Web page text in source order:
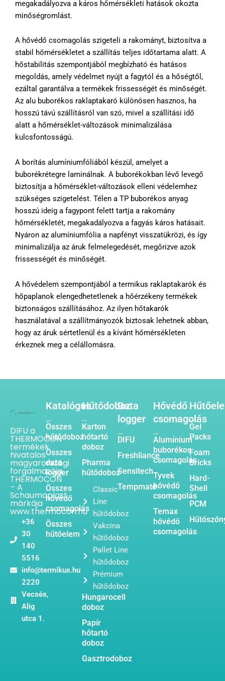
megakadályozva a káros hőmérsékleti hatások okozta
minőségromlást.
A hővédő csomagolás szigeteli a rakományt, biztosítva a
stabil hőmérsékletet a szállítás teljes időtartama alatt. A
hőstabilitás szempontjából megbízható és hatásos
megoldás, amely védelmet nyújt a fagytól és a hőségtől,
ezáltal garantálva a termékek frissességét és minőségét.
Az alu buborékos raklaptakaró különösen hasznos, ha
hosszú távú szállításról van szó, mivel a szállítási idő
alatt a hőmérséklet-változások minimalizálása
kulcsfontosságú.
A borítás alumíniumfóliából készül, amelyet a
buborékrétegre laminálnak. A buborékokban lévő levegő
biztosítja a hőmérséklet-változások elleni védelemhez
szükséges szigetelést. Télen a TP buborékos anyag
hosszú ideig a fagypont felett tartja a rakomány
hőmérsékletét, megakadályozva a fagyás káros hatásait.
Nyáron az alumíniumfólia a napfényt visszatükrözi, és így
minimalizálja az áruk felmelegedését, megőrizve azok
frissességét és minőségét.
A hővédelem szempontjából a termikus raklaptakarók és
hőpaplanok elengedhetetlenek a hőérzékeny termékek
biztonságos szállításához. Az ilyen hőtakarók
használatával a szállítmányozók biztosak lehetnek abban,
hogy az áruk sértetlenül és a kívánt hőmérsékleten
érkeznek meg a célállomásra.
DIFU a
THERMOCON
termékek
hivatalos
magyarországi
forgalmazója.
THERMOCON
– A
Schaumaplast
márkája
www.thermocon.hu
+36
30
140
5516
info@termikus.hu
2220
Vecsés,
Alig
utca 1.
Katalógus
Összes
hűtődoboz
Összes
data
logger
Összes
hővédő
csomagolás
Összes
hűtőelem
Hűtődoboz
Karton
hőtartó
doboz
Pharma
hűtődoboz
Classic
Line
hűtődoboz
Vakcina
hűtődoboz
Pallet Line
hűtődoboz
Prémium
hűtődoboz
Hungarocell
doboz
Papír
hőtartó
doboz
Gasztrodoboz
Data
logger
DIFU
Freshliance
Sensitech
Tempmate
Hővédő
csomagolás
Alumínium
buborékos
csomagolás
Tyvek
hővédő
csomagolás
Temax
hővédő
csomagolás
Gel
Packs
Foam
Bricks
Hard-
Shell
PCM